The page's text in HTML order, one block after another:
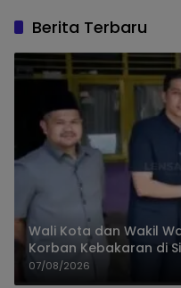
Berita Terbaru
Wali Kota dan Wakil
Korban Kebakaran di
dan Perkuat Mitigasi
07/08/2026